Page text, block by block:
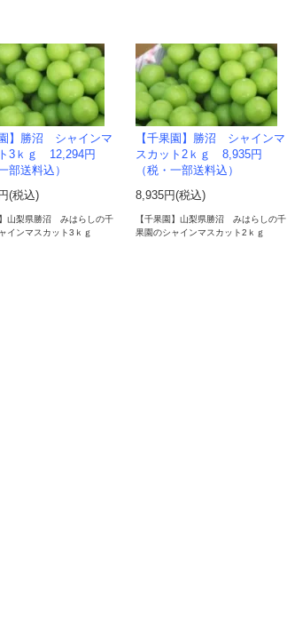
園】勝沼 シャインマ
3ｋｇ 12,294円
部送料込）
(税込)
】山梨県勝沼 みはらしの千
インマスカット3ｋｇ
【千果園】勝沼 シャインマ
スカット2ｋｇ 8,935円
（税・一部送料込）
8,935円(税込)
【千果園】山梨県勝沼 みはらしの千
果園のシャインマスカット2ｋｇ